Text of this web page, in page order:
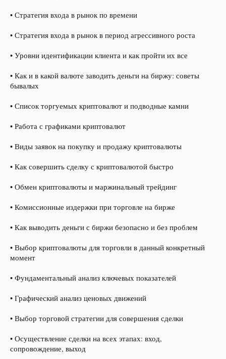
• Стратегия входа в рынок по времени
• Стратегия входа в рынок в период агрессивного роста
• Уровни идентификации клиента и как пройти их все
• Как и в какой валюте заводить деньги на биржу: советы
бывалых
• Список торгуемых криптовалют и подводные камни
• Работа с графиками криптовалют
• Виды заявок на покупку и продажу криптовалюты
• Как совершить сделку с криптовалютой быстро
• Обмен криптовалюты и маржинальный трейдинг
• Комиссионные издержки при торговле на бирже
• Как выводить деньги с биржи безопасно и без проблем
• Выбор криптовалюты для торговли в данный конкретный
момент
• Фундаментальный анализ ключевых показателей
• Графический анализ ценовых движений
• Выбор торговой стратегии для совершения сделки
• Осуществление сделки на всех этапах: вход,
сопровождение, выход